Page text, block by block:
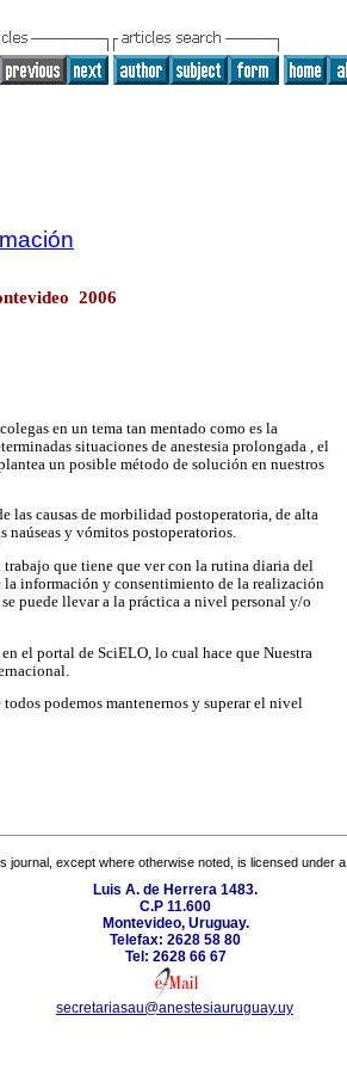
2006
en un tema tan mentado como es la
situaciones de anestesia prolongada , el
un posible método de solución en nuestros
las causas de morbilidad postoperatoria, de alta
naúseas y vómitos postoperatorios.
que tiene que ver con la rutina diaria del
información y consentimiento de la realización
puede llevar a la práctica a nivel personal y/o
el portal de SciELO, lo cual hace que Nuestra
podemos mantenernos y superar el nivel
journal, except where otherwise noted, is licensed under a
Luis A. de Herrera 1483.
C.P 11.600
Montevideo, Uruguay.
Telefax: 2628 58 80
Tel: 2628 66 67
secretariasau@anestesiauruguay.uy